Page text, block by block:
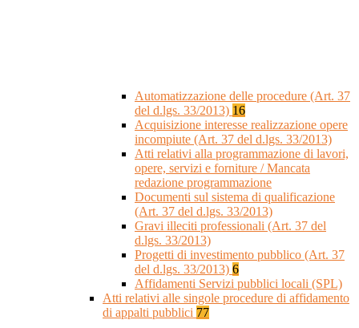
Automatizzazione delle procedure (Art. 37
del d.lgs. 33/2013) 16
Acquisizione interesse realizzazione opere
incompiute (Art. 37 del d.lgs. 33/2013)
Atti relativi alla programmazione di lavori,
opere, servizi e forniture / Mancata
redazione programmazione
Documenti sul sistema di qualificazione
(Art. 37 del d.lgs. 33/2013)
Gravi illeciti professionali (Art. 37 del
d.lgs. 33/2013)
Progetti di investimento pubblico (Art. 37
del d.lgs. 33/2013) 6
Affidamenti Servizi pubblici locali (SPL)
Atti relativi alle singole procedure di affidamento
di appalti pubblici 77